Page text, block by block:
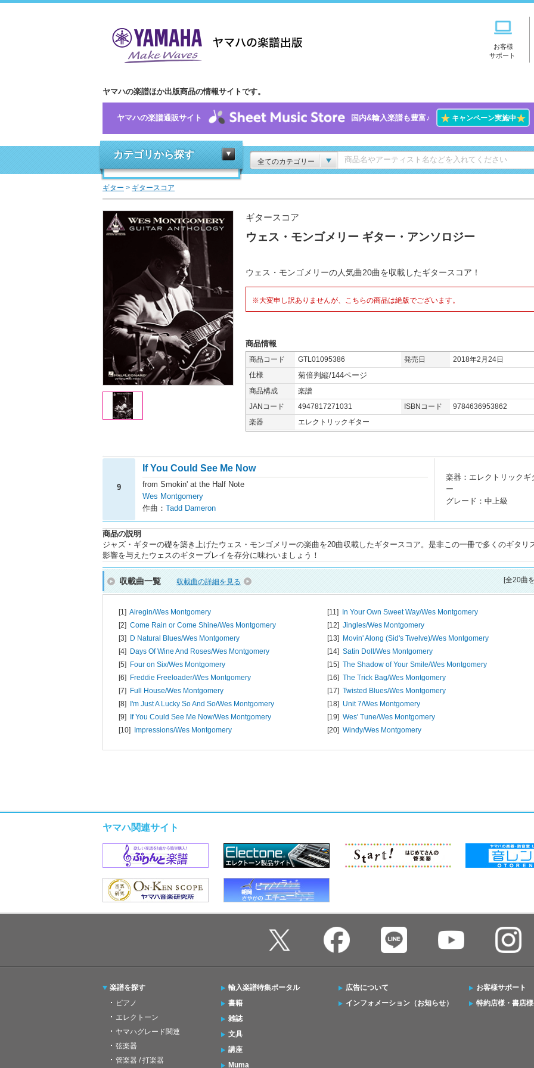
お客様
サポート
ヤマハの楽譜ほか出版商品の情報サイトです。
ヤマハの楽譜通販サイト 国内&輸入楽譜も豊富♪ ★キャンペーン実施中★
カテゴリから探す
全てのカテゴリー
ギター > ギタースコア
ギタースコア
ウェス・モンゴメリー ギター・アンソロジー
ウェス・モンゴメリーの人気曲20曲を収載したギタースコア！
※大変申し訳ありませんが、こちらの商品は絶版でございます。
商品情報
商品コード GTL01095386 発売日
2018年2月24日
仕様
菊倍判縦/144ページ
商品構成
楽譜
JANコード
4947817271031 ISBNコード
9784636953862
楽器
エレクトリックギター
9
If You Could See Me Now
from Smokin' at the Half Note
Wes Montgomery
作曲： Tadd Dameron
楽器：エレクトリックギ
ー
グレード：中上級
商品の説明
ジャズ・ギターの礎を築き上げたウェス・モンゴメリーの楽曲を20曲収載したギタースコア。是非この一冊で多くのギタリ
影響を与えたウェスのギタープレイを存分に味わいましょう！
収載曲一覧 収載曲の詳細を見る [全20曲
[1] Airegin/Wes Montgomery
[2] Come Rain or Come Shine/Wes Montgomery
[3] D Natural Blues/Wes Montgomery
[4] Days Of Wine And Roses/Wes Montgomery
[5] Four on Six/Wes Montgomery
[6] Freddie Freeloader/Wes Montgomery
[7] Full House/Wes Montgomery
[8] I'm Just A Lucky So And So/Wes Montgomery
[9] If You Could See Me Now/Wes Montgomery
[10] Impressions/Wes Montgomery
[11] In Your Own Sweet Way/Wes Montgomery
[12] Jingles/Wes Montgomery
[13] Movin' Along (Sid's Twelve)/Wes Montgomery
[14] Satin Doll/Wes Montgomery
[15] The Shadow of Your Smile/Wes Montgomery
[16] The Trick Bag/Wes Montgomery
[17] Twisted Blues/Wes Montgomery
[18] Unit 7/Wes Montgomery
[19] Wes' Tune/Wes Montgomery
[20] Windy/Wes Montgomery
ヤマハ関連サイト
楽譜を探す
ピアノ
エレクトーン
ヤマハグレード関連
弦楽器
管楽器 / 打楽器
輸入楽譜特集ポータル
書籍
雑誌
文具
講座
Muma
広告について
インフォメーション（お知らせ）
お客様サポート
特約店様・書店